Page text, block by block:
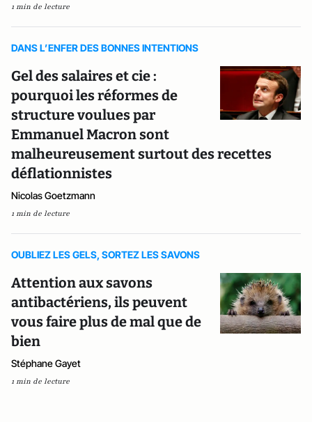
1 min de lecture
DANS L’ENFER DES BONNES INTENTIONS
Gel des salaires et cie :
pourquoi les réformes de
structure voulues par
Emmanuel Macron sont
malheureusement surtout des recettes
déflationnistes
Nicolas Goetzmann
1 min de lecture
OUBLIEZ LES GELS, SORTEZ LES SAVONS
Attention aux savons
antibactériens, ils peuvent
vous faire plus de mal que de
bien
Stéphane Gayet
1 min de lecture